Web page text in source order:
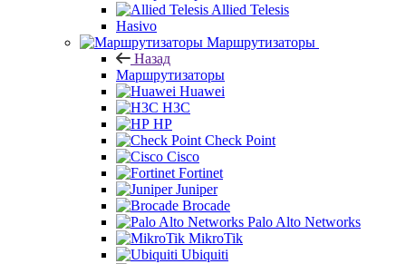
Allied Telesis
Hasivo
Маршрутизаторы
Назад
Маршрутизаторы
Huawei
H3C
HP
Check Point
Cisco
Fortinet
Juniper
Brocade
Palo Alto Networks
MikroTik
Ubiquiti